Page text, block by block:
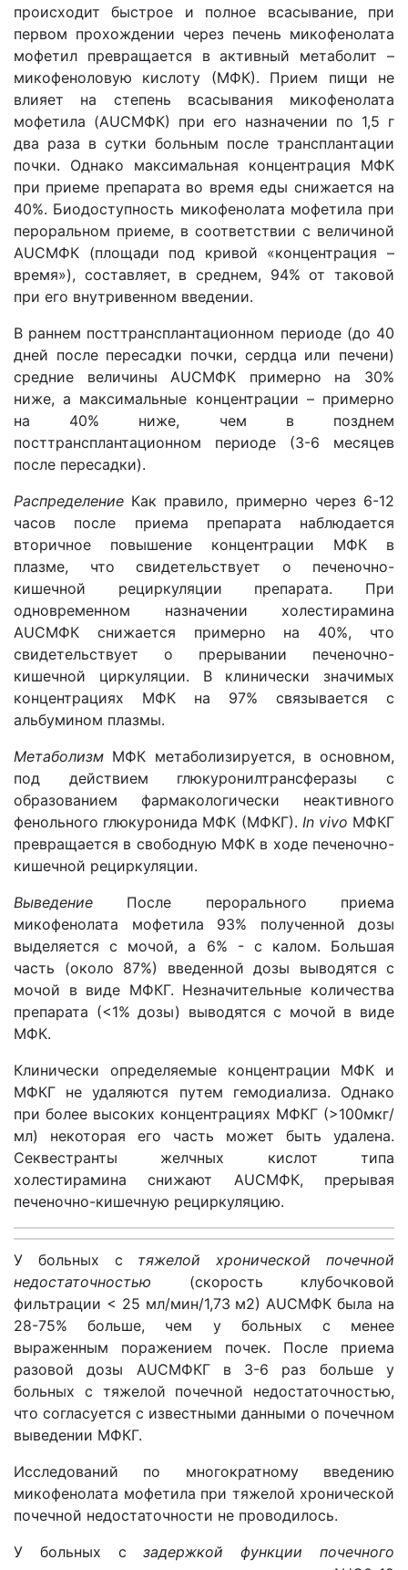
происходит быстрое и полное всасывание, при
первом прохождении через печень микофенолата
мофетил превращается в активный метаболит –
микофеноловую кислоту (МФК). Прием пищи не
влияет на степень всасывания микофенолата
мофетила (AUCМФК) при его назначении по 1,5 г
два раза в сутки больным после трансплантации
почки. Однако максимальная концентрация МФК
при приеме препарата во время еды снижается на
40%. Биодоступность микофенолата мофетила при
пероральном приеме, в соответствии с величиной
AUCМФК (площади под кривой «концентрация –
время»), составляет, в среднем, 94% от таковой
при его внутривенном введении.
В раннем посттрансплантационном периоде (до 40
дней после пересадки почки, сердца или печени)
средние величины AUCМФК примерно на 30%
ниже, а максимальные концентрации – примерно
на 40% ниже, чем в позднем
посттрансплантационном периоде (3-6 месяцев
после пересадки).
Распределение Как правило, примерно через 6-12
часов после приема препарата наблюдается
вторичное повышение концентрации МФК в
плазме, что свидетельствует о печеночно-
кишечной рециркуляции препарата. При
одновременном назначении холестирамина
AUCМФК снижается примерно на 40%, что
свидетельствует о прерывании печеночно-
кишечной циркуляции. В клинически значимых
концентрациях МФК на 97% связывается с
альбумином плазмы.
Метаболизм МФК метаболизируется, в основном,
под действием глюкуронилтрансферазы с
образованием фармакологически неактивного
фенольного глюкуронида МФК (МФКГ). In vivo МФКГ
превращается в свободную МФК в ходе печеночно-
кишечной рециркуляции.
Выведение После перорального приема
микофенолата мофетила 93% полученной дозы
выделяется с мочой, а 6% - с калом. Большая
часть (около 87%) введенной дозы выводятся с
мочой в виде МФКГ. Незначительные количества
препарата (<1% дозы) выводятся с мочой в виде
МФК.
Клинически определяемые концентрации МФК и
МФКГ не удаляются путем гемодиализа. Однако
при более высоких концентрациях МФКГ (>100мкг/
мл) некоторая его часть может быть удалена.
Секвестранты желчных кислот типа
холестирамина снижают AUCМФК, прерывая
печеночно-кишечную рециркуляцию.
У больных с тяжелой хронической почечной
недостаточностью (скорость клубочковой
фильтрации < 25 мл/мин/1,73 м2) AUCМФК была на
28-75% больше, чем у больных с менее
выраженным поражением почек. После приема
разовой дозы AUCМФКГ в 3-6 раз больше у
больных с тяжелой почечной недостаточностью,
что согласуется с известными данными о почечном
выведении МФКГ.
Исследований по многократному введению
микофенолата мофетила при тяжелой хронической
почечной недостаточности не проводилось.
У больных сзадержкой функции почечного